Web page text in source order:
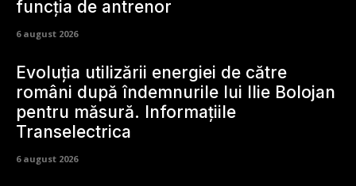
funcția de antrenor
6 august 2026
Evoluția utilizării energiei de către
români după îndemnurile lui Ilie Bolojan
pentru măsură. Informațiile
Transelectrica
6 august 2026